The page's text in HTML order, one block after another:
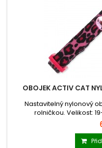
OBOJEK ACTIV CAT
Nastavitelný nylonový
rolničkou. Velikost: